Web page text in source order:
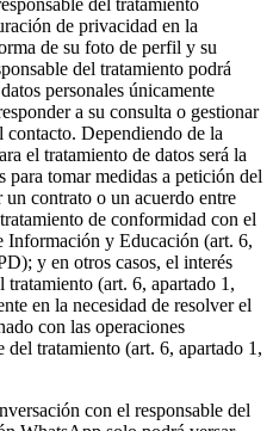
de privacidad en la
de su foto de perfil y su
del tratamiento podrá
personales únicamente
a su consulta o gestionar
contacto. Dependiendo de la
el tratamiento de datos será la
para tomar medidas a petición del
un contrato o un acuerdo entre
de conformidad con el
Información y Educación (art. 6,
y en otros casos, el interés
(art. 6, apartado 1,
en la necesidad de resolver el
con las operaciones
del tratamiento (art. 6, apartado 1,
con el responsable del